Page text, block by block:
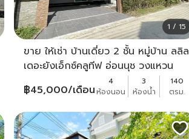
1 / 15
ขาย ให้เช่า บ้านเดี่ยว 2 ชั้น หมู่บ้าน ลลิล
เดอะยังเอ็กซ์คลูทีฟ อ่อนนุช วงแหวน
฿45,000/เดือน
4
ห้องนอน
3
ห้องน้ำ
140
ตรม.